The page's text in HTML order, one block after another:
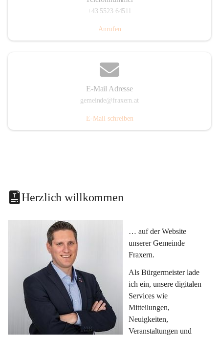
+43 5523 64511
Anrufen
E-Mail Adresse
gemeinde@fraxern.at
E-Mail schreiben
Herzlich willkommen
… auf der Website
unserer Gemeinde
Fraxern.
Als Bürgermeister lade
ich ein, unsere digitalen
Services wie
Mitteilungen,
Neuigkeiten,
Veranstaltungen und